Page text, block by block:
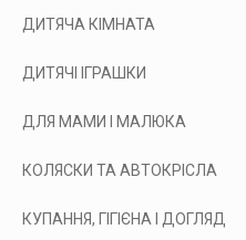
ДИТЯЧА КІМНАТА
ДИТЯЧІ ІГРАШКИ
ДЛЯ МАМИ І МАЛЮКА
КОЛЯСКИ ТА АВТОКРІСЛА
КУПАННЯ, ГІГІЄНА І ДОГЛЯД